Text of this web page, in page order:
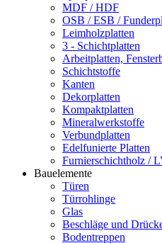
MDF / HDF
OSB / ESB /
Leimholzplatten
3 - Schichtplatten
Arbeitplatten,
Schichtstoffe
Kanten
Dekorplatten
Kompaktplatten
Mineralwerkstoffe
Verbundplatten
Edelfunierte Platten
Furnierschichtholz /
Bauelemente
Türen
Türrohlinge
Glas
Beschläge und
Bodentreppen